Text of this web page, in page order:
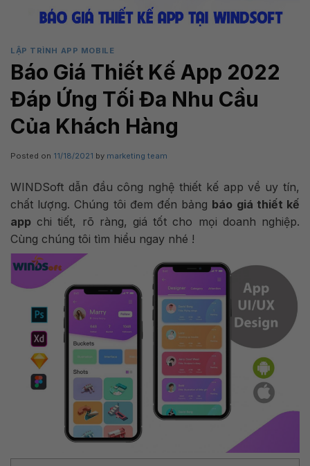
LẬP TRÌNH APP MOBILE
Báo Giá Thiết Kế App 2022
Đáp Ứng Tối Đa Nhu Cầu
Của Khách Hàng
Posted on 11/18/2021 by marketing team
WINDSoft dẫn đầu công nghệ thiết kế app về uy tín,
chất lượng. Chúng tôi đem đến bảng báo giá thiết kế
app chi tiết, rõ ràng, giá tốt cho mọi doanh nghiệp.
Cùng chúng tôi tìm hiểu ngay nhé !